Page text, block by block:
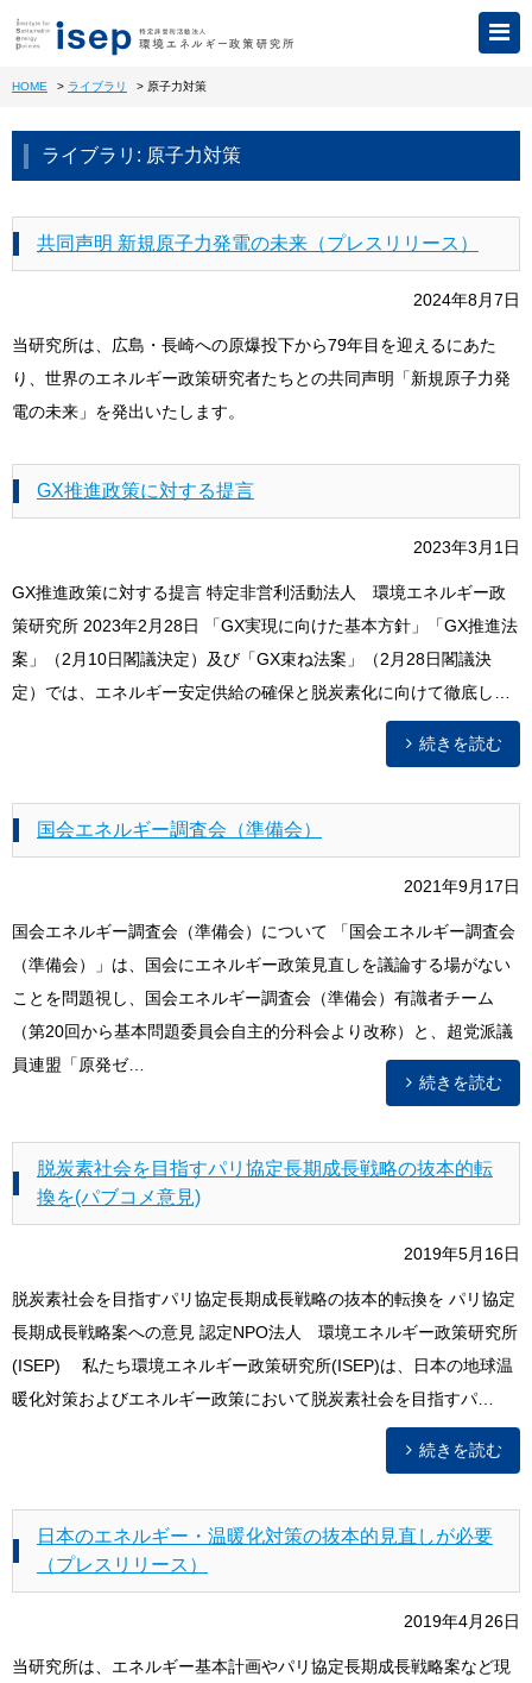
HOME > ライブラリ > 原子力対策
ライブラリ: 原子力対策
共同声明 新規原子力発電の未来（プレスリリース）
2024年8月7日
当研究所は、広島・長崎への原爆投下から79年目を迎えるにあた
り、世界のエネルギー政策研究者たちとの共同声明「新規原子力発
電の未来」を発出いたします。
GX推進政策に対する提言
2023年3月1日
GX推進政策に対する提言 特定非営利活動法人 環境エネルギー政
策研究所 2023年2月28日 「GX実現に向けた基本方針」「GX推進法
案」（2月10日閣議決定）及び「GX束ね法案」（2月28日閣議決
定）では、エネルギー安定供給の確保と脱炭素化に向けて徹底し…
続きを読む
国会エネルギー調査会（準備会）
2021年9月17日
国会エネルギー調査会（準備会）について 「国会エネルギー調査会
（準備会）」は、国会にエネルギー政策見直しを議論する場がない
ことを問題視し、国会エネルギー調査会（準備会）有識者チーム
（第20回から基本問題委員会自主的分科会より改称）と、超党派議
員連盟「原発ゼ…
続きを読む
脱炭素社会を目指すパリ協定長期成長戦略の抜本的転
換を(パブコメ意見)
2019年5月16日
脱炭素社会を目指すパリ協定長期成長戦略の抜本的転換を パリ協定
長期成長戦略案への意見 認定NPO法人 環境エネルギー政策研究所
(ISEP) 私たち環境エネルギー政策研究所(ISEP)は、日本の地球温
暖化対策およびエネルギー政策において脱炭素社会を目指すパ…
続きを読む
日本のエネルギー・温暖化対策の抜本的見直しが必要
（プレスリリース）
2019年4月26日
当研究所は、エネルギー基本計画やパリ協定長期成長戦略案など現